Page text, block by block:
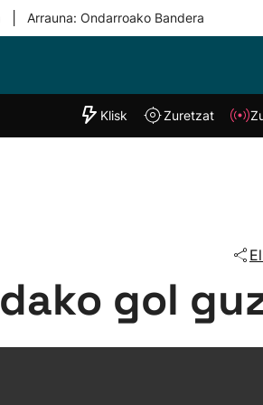
Arrauna: Ondarroako Bandera
"Helmuga"
Klisk
Klisk Zuretzat
gol